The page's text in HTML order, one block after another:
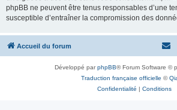
phpBB ne peuvent être tenus responsables d’une
susceptible d’entraîner la compromission des
Accueil du forum
Développé parphpBB® Forum Software ©
Traduction française officielle ©
Confidentialité | Conditions